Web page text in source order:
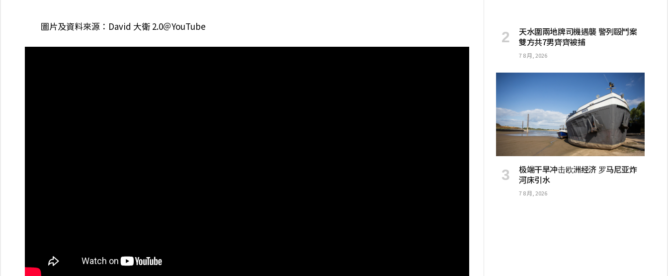
圖片及資料來源：David 大衛 2.0＠YouTube
天水圍兩地牌司機遇襲 警列毆鬥案
雙方共7男齊齊被捕
7 8 月, 2026
极端干旱冲击欧洲经济 罗马尼亚炸
河床引水
7 8 月, 2026